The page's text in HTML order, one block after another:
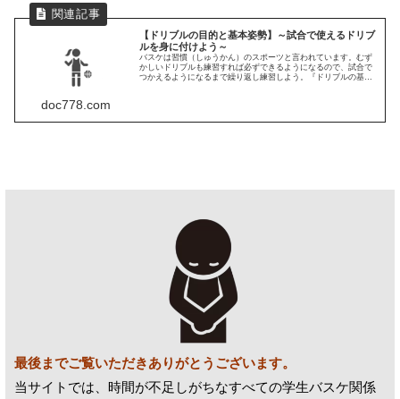
【ドリブルの目的と基本姿勢】～試合で使えるドリブ
ルを身に付けよう～
バスケは習慣（しゅうかん）のスポーツと言われています。むず
かしいドリブルも練習すれば必ずできるようになるので、試合で
つかえるようになるまで繰り返し練習しよう。『ドリブルの基
doc778.com
最後までご覧いただきありがとうございます。
当サイトでは、時間が不足しがちなすべての学生バスケ関係